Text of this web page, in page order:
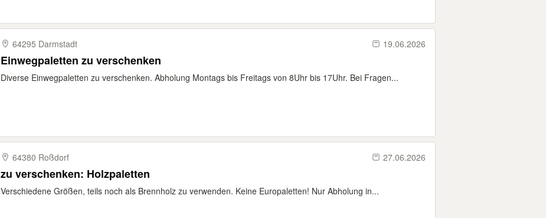
64295 Darmstadt 19.06.2026
Einwegpaletten zu verschenken
Diverse Einwegpaletten zu verschenken. Abholung Montags bis Freitags von 8Uhr bis 17Uhr. Bei Fragen...
64380 Roßdorf 27.06.2026
zu verschenken: Holzpaletten
Verschiedene Größen, teils noch als Brennholz zu verwenden. Keine Europaletten! Nur Abholung in...